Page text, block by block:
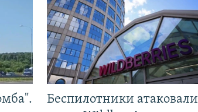
Беспилотники атаковали